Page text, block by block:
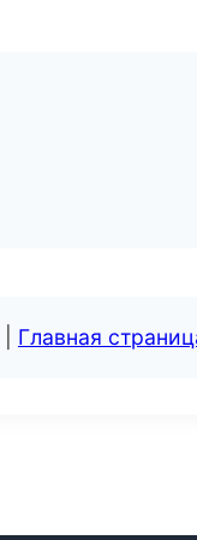
Главная